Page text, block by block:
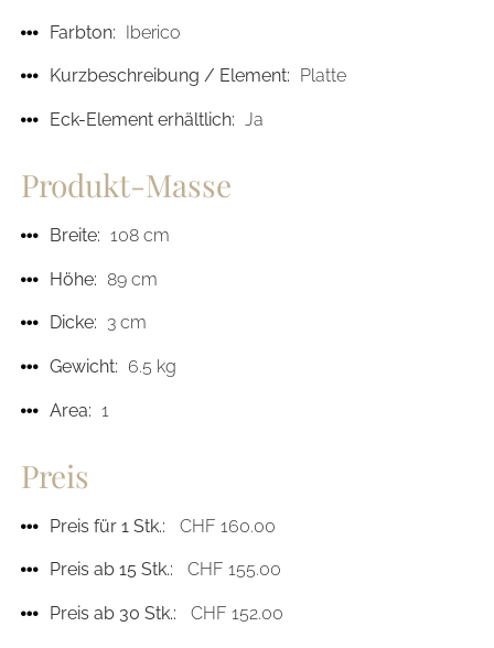
Farbton: Iberico
Kurzbeschreibung / Element: Platte
Eck-Element erhältlich: Ja
Produkt-Masse
Breite: 108 cm
Höhe: 89 cm
Dicke: 3 cm
Gewicht: 6.5 kg
Area: 1
Preis
Preis für 1 Stk.: CHF 160.00
Preis ab 15 Stk.: CHF 155.00
Preis ab 30 Stk.: CHF 152.00